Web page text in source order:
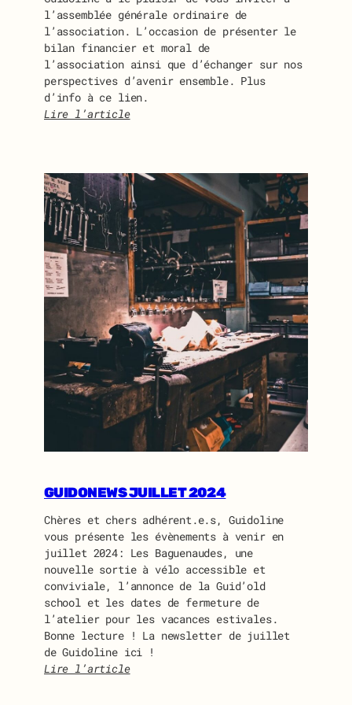
l’assemblée générale ordinaire de
l’association. L’occasion de présenter le
bilan financier et moral de
l’association ainsi que d’échanger sur nos
perspectives d’avenir ensemble. Plus
d’info à ce lien.
Lire l’article
V
I
T
A
T
I
O
N
À
L
’
S
S
E
M
B
E
É
N
É
R
A
L
D
E
G
GUIDONEWS JUILLET 2024
Chères et chers adhérent.e.s, Guidoline
vous présente les évènements à venir en
juillet 2024: Les Baguenaudes, une
nouvelle sortie à vélo accessible et
conviviale, l’annonce de la Guid’old
school et les dates de fermeture de
l’atelier pour les vacances estivales.
Bonne lecture ! La newsletter de juillet
de Guidoline ici !
Lire l’article